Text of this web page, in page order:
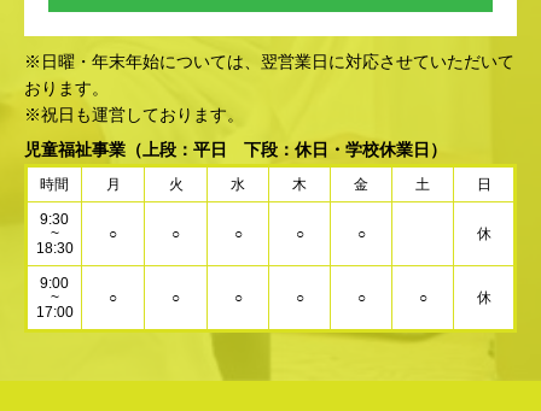
※日曜・年末年始については、翌営業日に対応させていただいて
おります。
※祝日も運営しております。
児童福祉事業 （上段：平日 下段：休日・学校休業日）
時間 月 火 水 木 金 土 日
9:30
~
18:30
○ ○ ○ ○ ○ 休
9:00
~
17:00
○ ○ ○ ○ ○ ○ 休